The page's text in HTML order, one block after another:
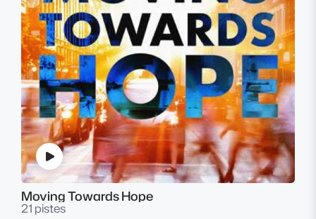
Moving Towards Hope
21 pistes